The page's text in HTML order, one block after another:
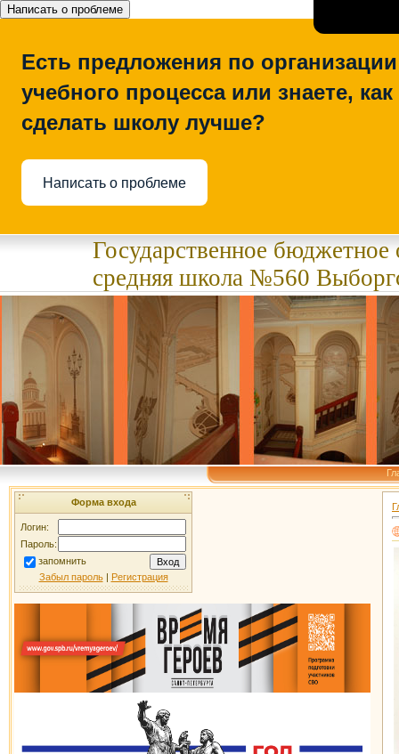
Написать о проблеме
Есть предложения по организации
учебного процесса или знаете, как
сделать школу лучше?
Написать о проблеме
Государственное
средняя школа №560
Форма входа
Логин:
Пароль:
запомнить
Забыл пароль| Регистрация